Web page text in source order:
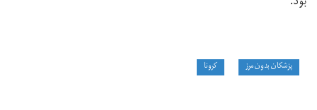
پزشکان بدون مرز کرونا